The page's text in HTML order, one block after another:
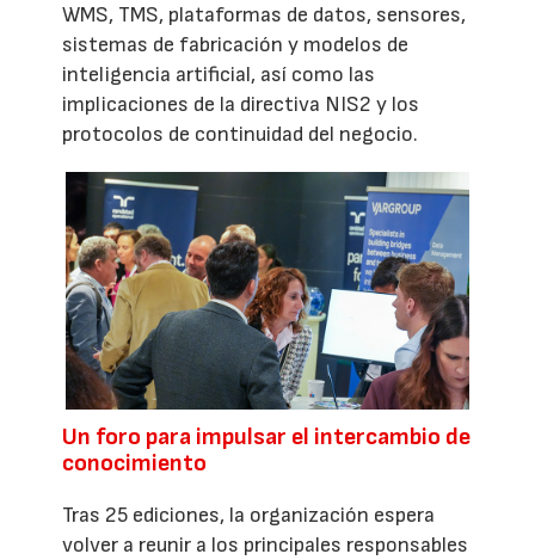
WMS, TMS, plataformas de datos, sensores,
sistemas de fabricación y modelos de
inteligencia artificial, así como las
implicaciones de la directiva NIS2 y los
protocolos de continuidad del negocio.
Un foro para impulsar el intercambio de
conocimiento
Tras 25 ediciones, la organización espera
volver a reunir a los principales responsables